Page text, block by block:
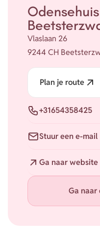
Odensehuis
Vlaslaan 26
9244 CH
Plan je route
Telefoon
+31654358425
Stuur een e-mail
Ga naar website
Ga naar